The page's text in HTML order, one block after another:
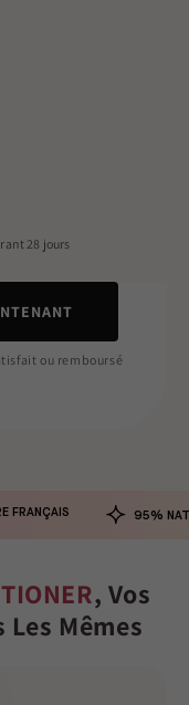
28 jours
ou remboursé
FRANÇAIS 95%
, Vos
Mêmes